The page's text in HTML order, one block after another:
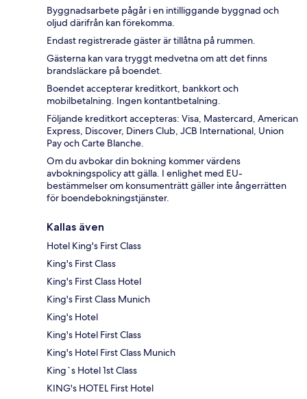
Byggnadsarbete pågår i en intilliggande byggnad och
oljud därifrån kan förekomma.
Endast registrerade gäster är tillåtna på rummen.
Gästerna kan vara tryggt medvetna om att det finns
brandsläckare på boendet.
Boendet accepterar kreditkort, bankkort och
mobilbetalning. Ingen kontantbetalning.
Följande kreditkort accepteras: Visa, Mastercard, American
Express, Discover, Diners Club, JCB International, Union
Pay och Carte Blanche.
Om du avbokar din bokning kommer värdens
avbokningspolicy att gälla. I enlighet med EU-
bestämmelser om konsumenträtt gäller inte ångerrätten
för boendebokningstjänster.
Kallas även
Hotel King's First Class
King's First Class
King's First Class Hotel
King's First Class Munich
King's Hotel
King's Hotel First Class
King's Hotel First Class Munich
King`s Hotel 1st Class
KING's HOTEL First Hotel